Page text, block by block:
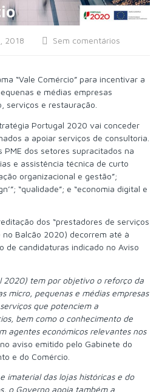
2018 Sem comentários
“Vale Comércio” para incentivar a
e médias empresas
serviços e restauração.
Portugal 2020 vai conceder
a apoiar serviços de consultoria.
dos setores supracitados na
e assistência técnica de curto
organizacional e gestão”;
“qualidade”; e “economia digital e
dos “prestadores de serviços
no Balcão 2020) decorrem até à
de candidaturas indicado no Aviso
2020) tem por objetivo o reforço da
micro, pequenas e médias empresas
que potenciem a
bem como o conhecimento de
agentes económicos relevantes nos
aviso emitido pelo Gabinete do
e do Comércio.
imaterial das lojas históricas e do
o Governo apoia também a